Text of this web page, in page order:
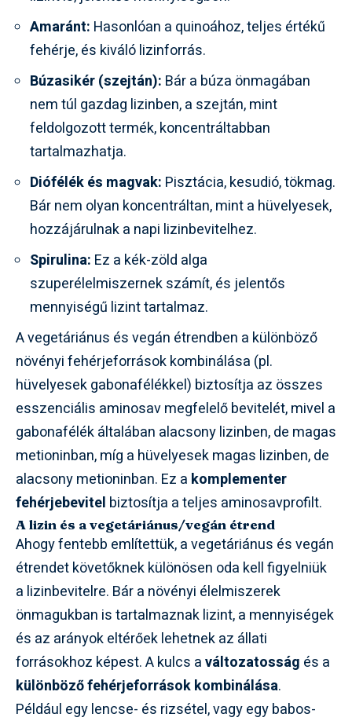
Amaránt: Hasonlóan a quinoához, teljes értékű
fehérje, és kiváló lizinforrás.
Búzasikér (szejtán): Bár a búza önmagában
nem túl gazdag lizinben, a szejtán, mint
feldolgozott termék, koncentráltabban
tartalmazhatja.
Diófélék és magvak: Pisztácia, kesudió, tökmag.
Bár nem olyan koncentráltan, mint a hüvelyesek,
hozzájárulnak a napi lizinbevitelhez.
Spirulina: Ez a kék-zöld alga
szuperélelmiszernek számít, és jelentős
mennyiségű lizint tartalmaz.
A vegetáriánus és vegán étrendben a különböző
növényi fehérjeforrások kombinálása (pl.
hüvelyesek gabonafélékkel) biztosítja az összes
esszenciális aminosav megfelelő bevitelét, mivel a
gabonafélék általában alacsony lizinben, de magas
metioninban, míg a hüvelyesek magas lizinben, de
alacsony metioninban. Ez a komplementer
fehérjebevitel biztosítja a teljes aminosavprofilt.
A lizin és a vegetáriánus/vegán étrend
Ahogy fentebb említettük, a vegetáriánus és vegán
étrendet követőknek különösen oda kell figyelniük
a lizinbevitelre. Bár a növényi élelmiszerek
önmagukban is tartalmaznak lizint, a mennyiségek
és az arányok eltérőek lehetnek az állati
forrásokhoz képest. A kulcs aváltozatosság és a
különböző fehérjeforrások kombinálása.
Például egy lencse- és rizsétel, vagy egy babos-